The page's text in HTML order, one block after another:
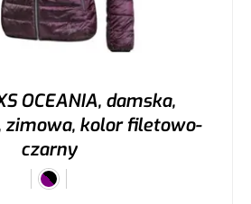
OCEANIA, damska,
zimowa, kolor filetowo-
czarny